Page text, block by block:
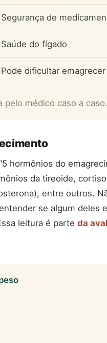
Segurança de
Saúde do fígado
Pode dificultar emagrecer
pelo médico caso a caso.
hormônios do
da tireoide,
entre outros.
se algum deles
leitura é parte da